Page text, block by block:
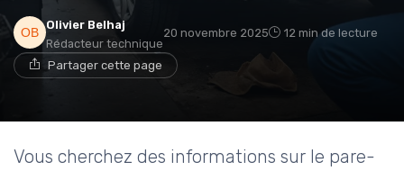
Olivier Belhaj
Rédacteur technique
20 novembre 2025 12 min de lecture
Partager cette page
Vous cherchez des informations sur le pare-